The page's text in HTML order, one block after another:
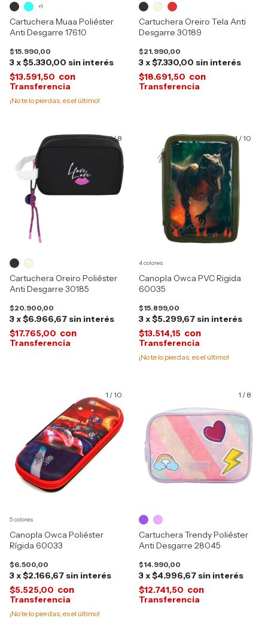
Cartuchera Muaa Poliéster
Anti Desgarre 17610
$15.990,00
3x$5.330,00 sin interés
$13.591,50 con
¡No te lo pierdas, es el último!
+1
Cartuchera Oreiro Tela Anti
Desgarre 30189
$21.990,00
3x$7.330,00 sin interés
$18.691,50 con
1/8
Cartuchera Oreiro Poliéster
Anti Desgarre 30185
$20.900,00
3x$6.966,67 sin interés
$17.765,00 con
1/10
Canopla Owca PVC Rigida
60035
$15.899,00
3x$5.299,67 sin interés
$13.514,15 con
¡No te lo pierdas, es el último!
4 colores
1 /10
Canopla Owca Poliéster
Rígida 60033
$6.500,00
3x$2.166,67 sin interés
$5.525,00 con
¡No te lo pierdas, es el último!
5 colores
1 / 8
Cartuchera Trendy Poliéster
Anti Desgarre 28045
$14.990,00
3x$4.996,67 sin interés
$12.741,50 con